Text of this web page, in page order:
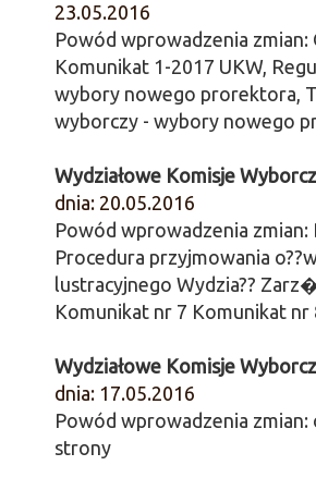
23.05.2016
Powód wprowadzenia zmian:
Komunikat 1-2017 UKW,
wybory nowego prorektora,
wyborczy - wybory nowego
Wydziałowe Komisje
dnia: 20.05.2016
Powód wprowadzenia zmian:
Procedura przyjmowania
lustracyjnego Wydzia??
Komunikat nr 7 Komunikat nr
Wydziałowe Komisje
dnia: 17.05.2016
Powód wprowadzenia zmian:
strony